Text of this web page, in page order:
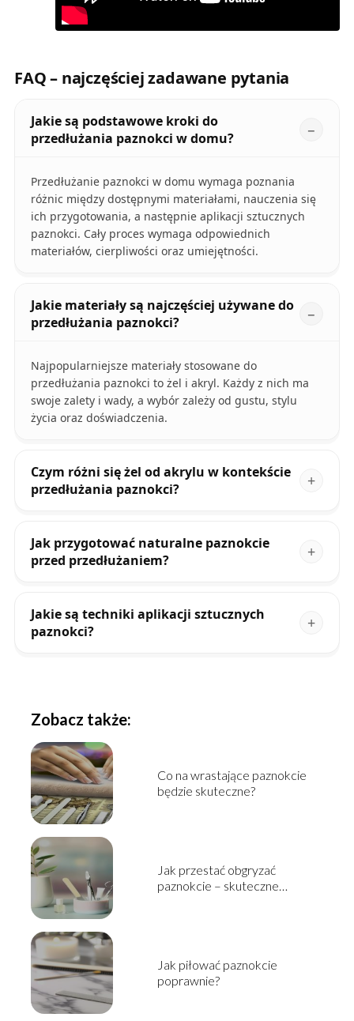
FAQ – najczęściej zadawane pytania
Jakie są podstawowe kroki do
przedłużania paznokci w domu?
Przedłużanie paznokci w domu wymaga poznania
różnic między dostępnymi materiałami, nauczenia się
ich przygotowania, a następnie aplikacji sztucznych
paznokci. Cały proces wymaga odpowiednich
materiałów, cierpliwości oraz umiejętności.
Jakie materiały są najczęściej używane do
przedłużania paznokci?
Najpopularniejsze materiały stosowane do
przedłużania paznokci to żel i akryl. Każdy z nich ma
swoje zalety i wady, a wybór zależy od gustu, stylu
życia oraz doświadczenia.
Czym różni się żel od akrylu w kontekście
przedłużania paznokci?
Jak przygotować naturalne paznokcie
przed przedłużaniem?
Jakie są techniki aplikacji sztucznych
paznokci?
Zobacz także:
Co na wrastające paznokcie
będzie skuteczne?
Jak przestać obgryzać
paznokcie – skuteczne
Jak piłować paznokcie
poprawnie?